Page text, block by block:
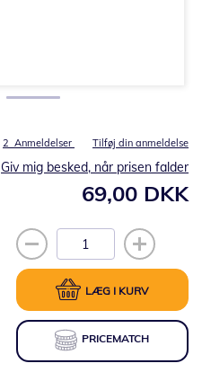
2 Anmeldelser Tilføj din anmeldelse
69,00 DKK
Giv mig besked, når prisen falder
LÆG I KURV
PRICEMATCH